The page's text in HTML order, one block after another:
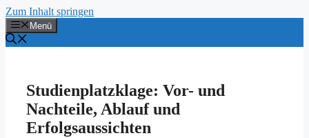
Zum Inhalt springen
Menü
Studienplatzklage: Vor- und
Nachteile, Ablauf und
Erfolgsaussichten